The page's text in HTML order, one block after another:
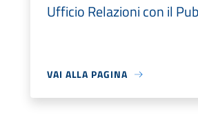
Ufficio Relazioni con il
VAI ALLA PAGINA